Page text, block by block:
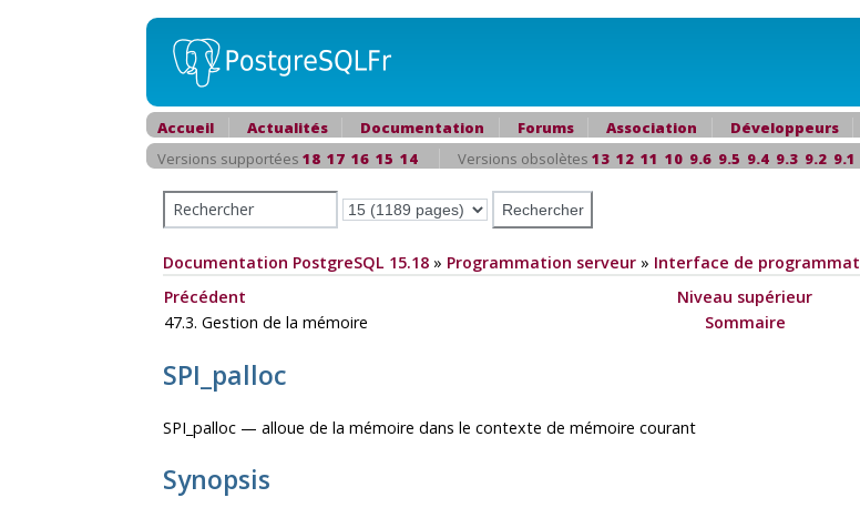
Accueil Actualités Documentation Forums Association Développeurs
Versions supportées 18 17 16 15 14 Versions obsolètes 13 12 11 10 9.6 9.5 9.4 9.3 9.2 9.1
Documentation PostgreSQL 15.18 » Programmation serveur » Interface de
Précédent
Niveau supérieur
47.3. Gestion de la mémoire
Sommaire
SPI_palloc
SPI_palloc — alloue de la mémoire dans le contexte de mémoire courant
Synopsis